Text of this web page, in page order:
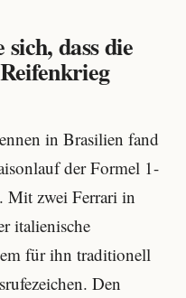
dass die
in Brasilien fand
der Formel 1-
Mit zwei Ferrari in
italienische
für ihn traditionell
Den